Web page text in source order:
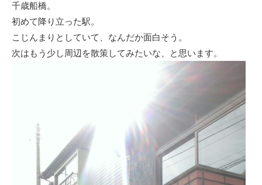
千歳船橋。
初めて降り立った駅。
こじんまりとしていて、なんだか面白そう。
次はもう少し周辺を散策してみたいな、と思います。